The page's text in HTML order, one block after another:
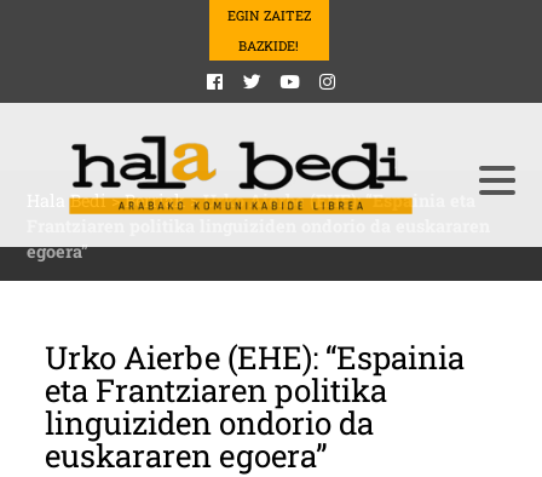
EGIN ZAITEZ
BAZKIDE!
Hala Bedi>Berriak>Urko Aierbe (EHE): “Espainia eta
egoera”
Urko Aierbe (EHE): “Espainia
eta Frantziaren politika
linguiziden ondorio da
euskararen egoera”